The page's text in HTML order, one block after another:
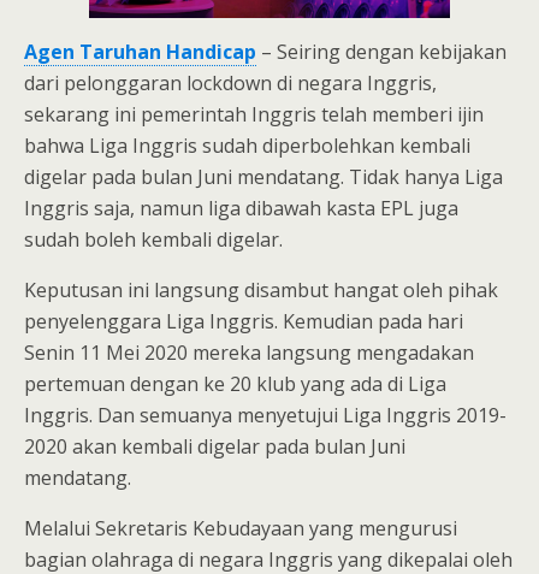
Agen Taruhan Handicap – Seiring dengan kebijakan
dari pelonggaran lockdown di negara Inggris,
sekarang ini pemerintah Inggris telah memberi ijin
bahwa Liga Inggris sudah diperbolehkan kembali
digelar pada bulan Juni mendatang. Tidak hanya Liga
Inggris saja, namun liga dibawah kasta EPL juga
sudah boleh kembali digelar.
Keputusan ini langsung disambut hangat oleh pihak
penyelenggara Liga Inggris. Kemudian pada hari
Senin 11 Mei 2020 mereka langsung mengadakan
pertemuan dengan ke 20 klub yang ada di Liga
Inggris. Dan semuanya menyetujui Liga Inggris 2019-
2020 akan kembali digelar pada bulan Juni
mendatang.
Melalui Sekretaris Kebudayaan yang mengurusi
bagian olahraga di negara Inggris yang dikepalai oleh